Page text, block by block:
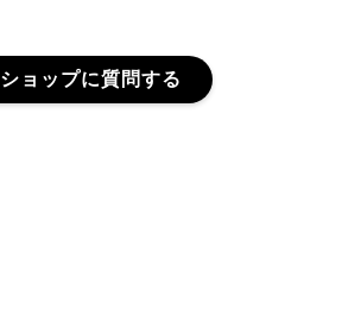
ショップに質問する